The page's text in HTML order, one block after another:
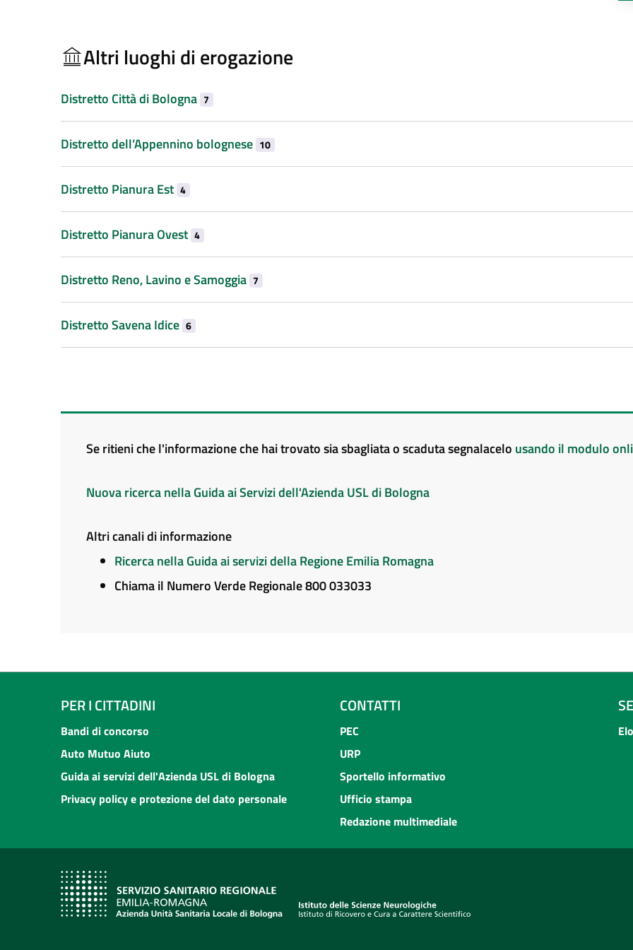
Altri luoghi di erogazione
Distretto Città di Bologna 7
Distretto dell’Appennino bolognese 10
Distretto Pianura Est 4
Distretto Pianura Ovest 4
Distretto Reno, Lavino e Samoggia 7
Distretto Savena Idice 6
Se ritieni che l'informazione che hai trovato sia sbagliata o scaduta segnalacelo usando il modulo
Nuova ricerca nella Guida ai Servizi dell'Azienda USL di Bologna
Altri canali di informazione
Ricerca nella Guida ai servizi della Regione Emilia Romagna
Chiama il Numero Verde Regionale 800 033033
PER I CITTADINI
Bandi di concorso
Auto Mutuo Aiuto
Guida ai servizi dell'Azienda USL di Bologna
Privacy policy e protezione del dato personale
CONTATTI
PEC
URP
Sportello informativo
Ufficio stampa
Redazione multimediale